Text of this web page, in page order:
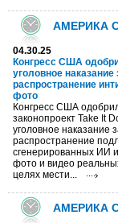
АМЕРИКА
04.30.25
Конгресс США
уголовное наказание
распространение
фото
Конгресс США
законопроект Take It
уголовное наказание
распространение
сгенерированных ИИ
фото и видео
целях мести...
АМЕРИКА